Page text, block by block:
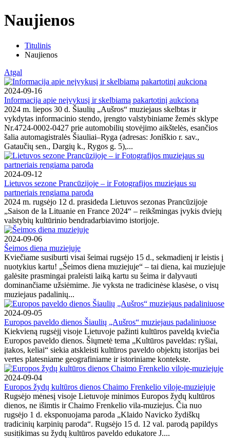
Naujienos
Titulinis
Naujienos
Atgal
2024-09-16
Informacija apie neįvykusį ir skelbiamą pakartotinį aukcioną
2024 m. liepos 30 d. Šiaulių „Aušros“ muziejaus skelbtas ir
vykdytas informacinio stendo, įrengto valstybiniame žemės sklype
Nr.4724-0002-0427 prie automobilių stovėjimo aikštelės, esančios
šalia automagistralės Šiauliai–Ryga (adresas: Joniškio r. sav.,
Gataučių sen., Dargių k., Rygos g. 5),...
2024-09-12
Lietuvos sezone Prancūzijoje – ir Fotografijos muziejaus su
partneriais rengiama paroda
2024 m. rugsėjo 12 d. prasideda Lietuvos sezonas Prancūzijoje
„Saison de la Lituanie en France 2024“ – reikšmingas įvykis dviejų
valstybių kultūrinio bendradarbiavimo istorijoje.
2024-09-06
Šeimos diena muziejuje
Kviečiame susiburti visai šeimai rugsėjo 15 d., sekmadienį ir leistis į
nuotykius kartu! „Šeimos diena muziejuje“ – tai diena, kai muziejuje
galėsite prasmingai praleisti laiką kartu su šeima ir dalyvauti
dominančiame užsiėmime. Jie vyksta ne tradicinėse klasėse, o visų
muziejaus padalinių...
2024-09-05
Europos paveldo dienos Šiaulių „Aušros“ muziejaus padaliniuose
Kiekvieną rugsėjį visoje Lietuvoje pažinti kultūros paveldą kviečia
Europos paveldo dienos. Šiųmetė tema „Kultūros paveldas: ryšiai,
įtakos, keliai“ siekia atskleisti kultūros paveldo objektų istorijas bei
vertes platesniame geografiniame ir istoriniame kontekste.
2024-09-04
Europos žydų kultūros dienos Chaimo Frenkelio viloje-muziejuje
Rugsėjo mėnesį visoje Lietuvoje minimos Europos žydų kultūros
dienos, ne išimtis ir Chaimo Frenkelio vila-muziejus. Čia nuo
rugsėjo 1 d. eksponuojama paroda „Klaido Navicko žydiškų
tradicinių karpinių paroda“. Rugsėjo 15 d. 12 val. parodą papildys
susitikimas su žydų kultūros paveldo edukatore J....